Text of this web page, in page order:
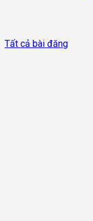
Tất cả bài đăng